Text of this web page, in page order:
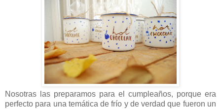
Nosotras las preparamos para el cumpleaños, porque era
perfecto para una temática de frío y de verdad que fueron un